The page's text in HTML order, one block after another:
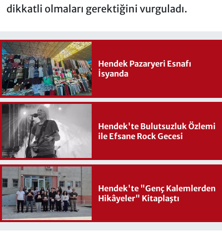
dikkatli olmaları gerektiğini vurguladı.
Hendek Pazaryeri Esnafı
İsyanda
Hendek'te Bulutsuzluk Özlemi
ile Efsane Rock Gecesi
Hendek'te "Genç Kalemlerden
Hikâyeler" Kitaplaştı